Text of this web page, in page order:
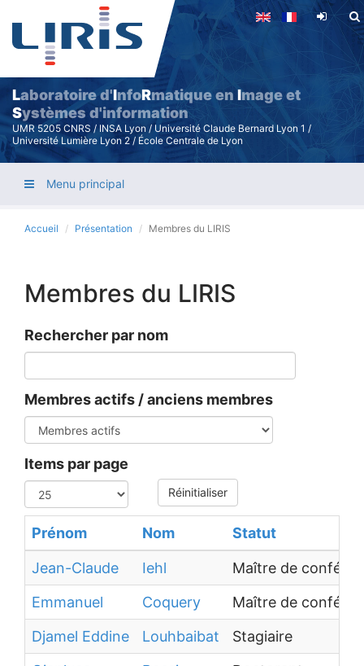
Aller
principal
Laboratoire d'InfoRmatique en Image et
Systèmes d'information
UMR 5205 CNRS / INSA Lyon / Université Claude Bernard Lyon 1 /
Université Lumière Lyon 2 / École Centrale de Lyon
Menu principal
Accueil Présentation Membres du LIRIS
Membres du LIRIS
Rechercher par nom
Membres actifs / anciens membres
Items par page
Réinitialiser
Prénom Nom Statut
Jean-Claude Iehl
Maître de
Emmanuel
Coquery
Maître de
Djamel Eddine
Louhbaibat
Stagiaire